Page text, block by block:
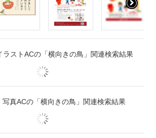
ラストACの「横向きの鳥」関連検索結果
写真ACの「横向きの鳥」関連検索結果